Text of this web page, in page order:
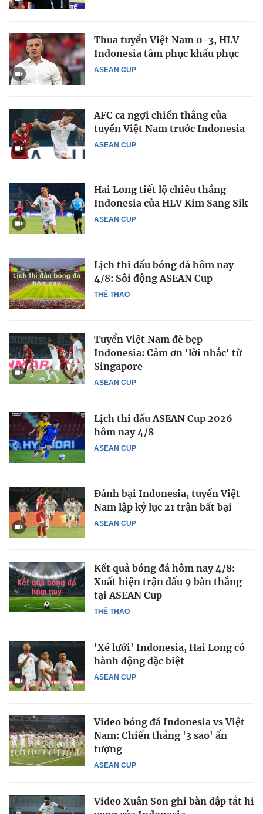
ASEAN CUP
Thua tuyển Việt Nam 0-3, HLV
Indonesia tâm phục khẩu phục
ASEAN CUP
AFC ca ngợi chiến thắng của
tuyển Việt Nam trước Indonesia
ASEAN CUP
Hai Long tiết lộ chiêu thắng
Indonesia của HLV Kim Sang Sik
THỂ THAO
Lịch thi đấu bóng đá hôm nay
4/8: Sôi động ASEAN Cup
ASEAN CUP
Tuyển Việt Nam đè bẹp
Indonesia: Cảm ơn 'lời nhắc' từ
Singapore
ASEAN CUP
Lịch thi đấu ASEAN Cup 2026
hôm nay 4/8
ASEAN CUP
Đánh bại Indonesia, tuyển Việt
Nam lập kỷ lục 21 trận bất bại
THỂ THAO
Kết quả bóng đá hôm nay 4/8:
Xuất hiện trận đấu 9 bàn thắng
tại ASEAN Cup
ASEAN CUP
'Xé lưới' Indonesia, Hai Long có
hành động đặc biệt
ASEAN CUP
Video bóng đá Indonesia vs Việt
Nam: Chiến thắng '3 sao' ấn
tượng
Video Xuân Son ghi bàn dập tắt hi